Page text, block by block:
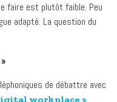
faire est plutôt faible. Peu
adapté. La question du
de débattre avec
workplace »